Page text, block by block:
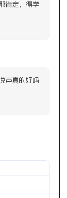
肯定，得学
声真的好吗